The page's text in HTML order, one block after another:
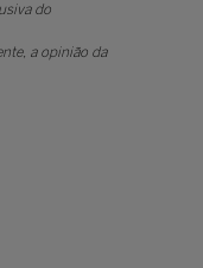
do
a opinião da